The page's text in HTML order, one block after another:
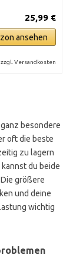
25,99 €
ansehen
Versandkosten
besondere
oft die beste
zu lagern
du beide
größere
und deine
wichtig